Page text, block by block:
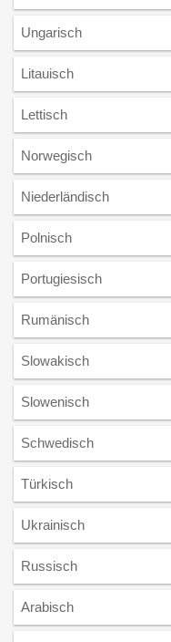
Ungarisch
Litauisch
Lettisch
Norwegisch
Niederländisch
Polnisch
Portugiesisch
Rumänisch
Slowakisch
Slowenisch
Schwedisch
Türkisch
Ukrainisch
Russisch
Arabisch